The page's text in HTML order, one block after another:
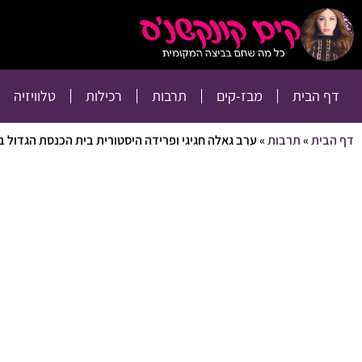
דף הבית מבז-קים תרבות רכילות טלוויזיה
דף הבית»תרבות»ערב גאלה חגיגי ופרידה היסטורית בית הכנסת